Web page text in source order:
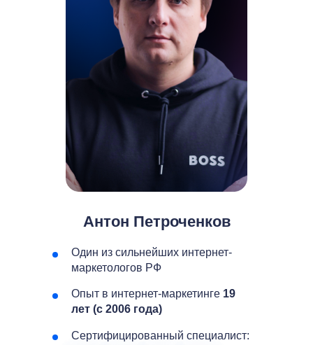
Антон Петроченков
Один из сильнейших интернет-
маркетологов РФ
Опыт в интернет-маркетинге 19
лет (с 2006 года)
Сертифицированный специалист: